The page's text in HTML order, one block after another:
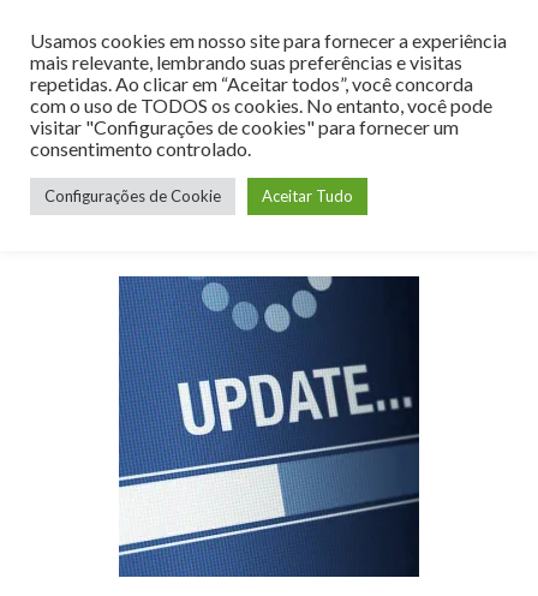
MENU
Mês:setembro 2022
Usamos cookies em nosso site para fornecer a experiência
mais relevante, lembrando suas preferências e visitas
repetidas. Ao clicar em “Aceitar todos”, você concorda
com o uso de TODOS os cookies. No entanto, você pode
visitar "Configurações de cookies" para fornecer um
consentimento controlado.
Configurações de Cookie Aceitar Tudo